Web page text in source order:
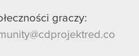
graczy: